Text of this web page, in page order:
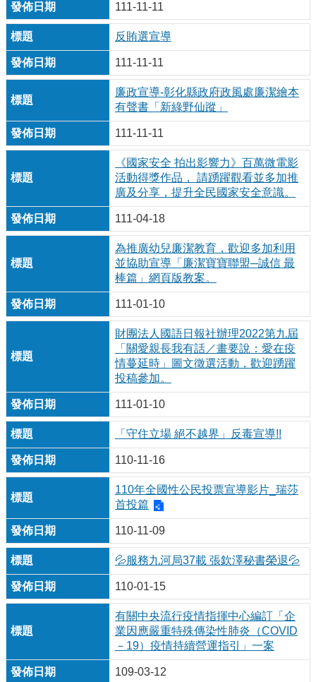
111-11-11
反賄選宣導
111-11-11
廉政宣導-彰化縣政府政風處廉潔繪本
有聲書「新綠野仙蹤」
111-11-11
《國家安全 拍出影響力》百萬微電影
活動得獎作品， 請踴躍觀看並多加推
廣及分享，提升全民國家安全意識。
111-04-18
為推廣幼兒廉潔教育，歡迎多加利用
並協助宣導「廉潔寶寶聯盟─誠信 最
棒篇」網頁版教案。
111-01-10
財團法人國語日報社辦理2022第九屆
「關愛親長我有話／畫要說：愛在疫
情蔓延時」圖文徵選活動，歡迎踴躍
投稿參加。
111-01-10
「守住立場 絕不越界」反毒宣導!!
110-11-16
110年全國性公民投票宣導影片_瑞莎
首投篇
110-11-09
💦服務九河局37載 張欽澤秘書榮退💦
110-01-15
有關中央流行疫情指揮中心編訂「企
業因應嚴重特殊傳染性肺炎（COVID
－19）疫情持續營運指引」一案
109-03-12